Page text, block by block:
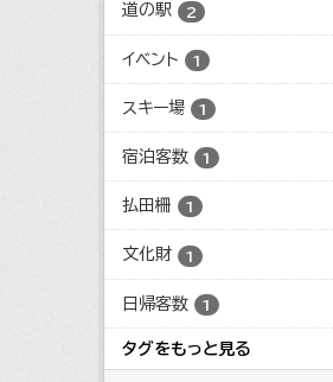
道の駅 2
イベント 1
スキー場 1
宿泊客数 1
払田柵 1
文化財 1
日帰客数 1
タグをもっと見る